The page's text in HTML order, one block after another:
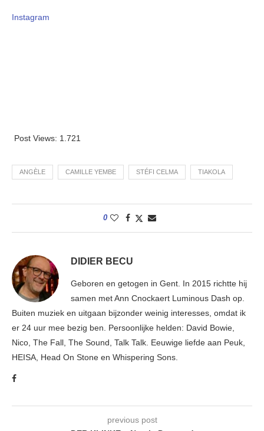
Instagram
Post Views: 1.721
ANGÈLE CAMILLE YEMBE STÉFI CELMA TIAKOLA
0
DIDIER BECU
Geboren en getogen in Gent. In 2015 richtte hij
samen met Ann Cnockaert Luminous Dash op.
Buiten muziek en uitgaan bijzonder weinig interesses, omdat ik
er 24 uur mee bezig ben. Persoonlijke helden: David Bowie,
Nico, The Fall, The Sound, Talk Talk. Eeuwige liefde aan Peuk,
HEISA, Head On Stone en Whispering Sons.
previous post